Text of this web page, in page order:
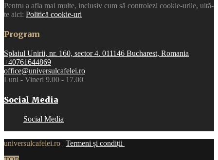
Pentru a afla mai multe, inclusiv cum să controlezi cookie-urile, uită-
te aici: Politică cookie-uri
Program
Splaiul Unirii, nr. 160, sector 4. 011146 Bucharest, Romania
+40761644869
office@universulcafelei.ro
Luni - Vineri 9.00 - 17.00
Social Media
Social Media
universulcafelei.ro | Termeni și condiții